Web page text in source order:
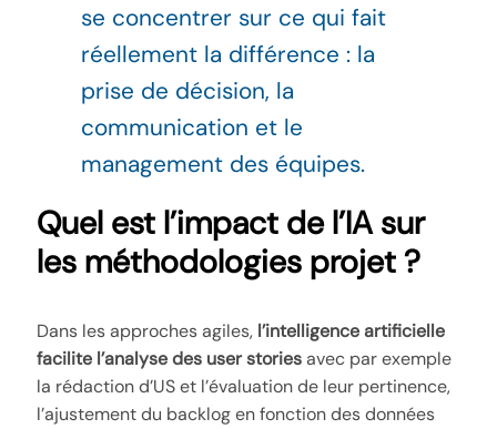
se concentrer sur ce qui fait
réellement la différence : la
prise de décision, la
communication et le
management des équipes.
Quel est l’impact de l’IA sur
les méthodologies projet ?
Dans les approches agiles, l’intelligence artificielle
facilite l’analyse des user storiesavec par exemple
la rédaction d’US et l’évaluation de leur pertinence,
l’ajustement du backlog en fonction des données